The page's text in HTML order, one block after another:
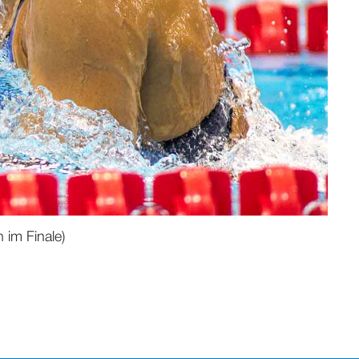
im Finale)